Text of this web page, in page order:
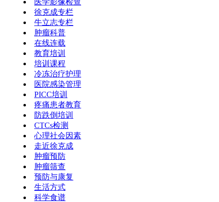
医学影像检查
徐克成专栏
牛立志专栏
肿瘤科普
在线连载
教育培训
培训课程
冷冻治疗护理
医院感染管理
PICC培训
疼痛患者教育
防跌倒培训
CTCs检测
心理社会因素
走近徐克成
肿瘤预防
肿瘤筛查
预防与康复
生活方式
科学食谱